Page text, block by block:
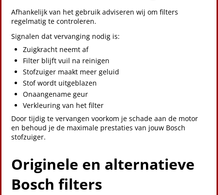
Afhankelijk van het gebruik adviseren wij om filters
regelmatig te controleren.
Signalen dat vervanging nodig is:
Zuigkracht neemt af
Filter blijft vuil na reinigen
Stofzuiger maakt meer geluid
Stof wordt uitgeblazen
Onaangename geur
Verkleuring van het filter
Door tijdig te vervangen voorkom je schade aan de motor
en behoud je de maximale prestaties van jouw Bosch
stofzuiger.
Originele en alternatieve
Bosch filters